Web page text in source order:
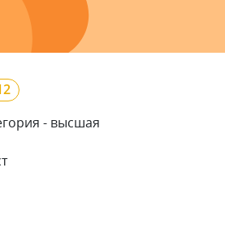
- высшая